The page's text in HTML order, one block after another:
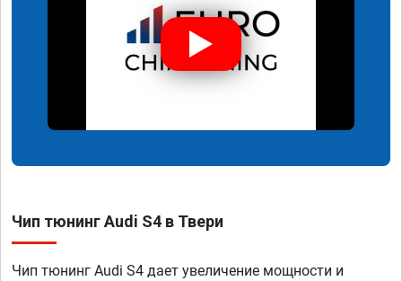
Чип тюнинг Audi S4 в Твери
Чип тюнинг Audi S4 дает увеличение мощности и